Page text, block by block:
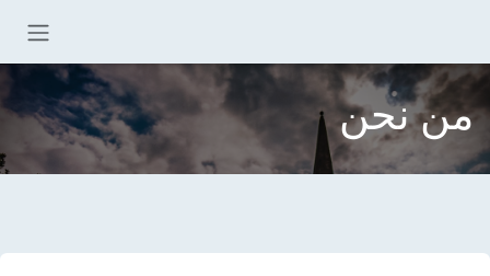
من نحن